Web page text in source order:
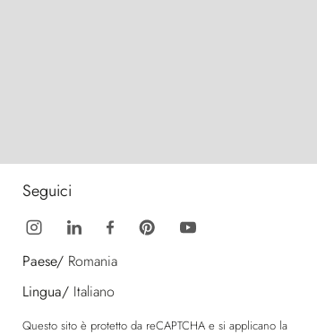
Seguici
Paese/ Romania
Lingua/ Italiano
Questo sito è protetto da reCAPTCHA e si applicano la